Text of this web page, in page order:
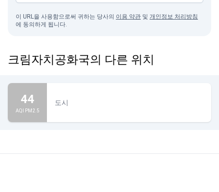
이 URL을 사용함으로써 귀하는 당사의 이용 약관 및 개인정보 처리방침
에 동의하게 됩니다.
크림자치공화국의 다른 위치
44
AQI PM2.5
도시